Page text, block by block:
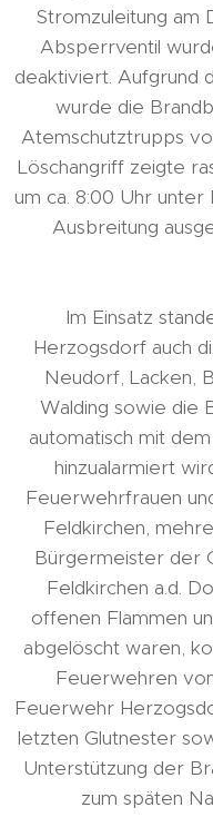
Stromzuleitung am
Absperrventil
deaktiviert. Aufgrund
wurde die
Atemschutztrupps
Löschangriff zeigte
um ca. 8:00 Uhr
Ausbreitung
Im Einsatz
Herzogsdorf auch
Neudorf, Lacken,
Walding sowie die
automatisch mit
hinzualarmiert
Feuerwehrfrauen
Feldkirchen,
Bürgermeister der
Feldkirchen a.d.
offenen Flammen
abgelöscht waren,
Feuerwehren
Feuerwehr
letzten Glutnester
Unterstützung der
zum späten